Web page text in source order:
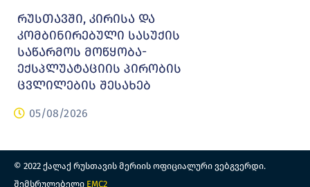
რუსთავში, კირისა და
კომბინირებული სასუქის
საწარმოს მოწყობა-
ექსპლუატაციის პირობის
ცვლილების შესახებ
05/08/2026
© 2022 ქალაქ რუსთავის მერიის ოფიციალური ვებგვერდი.
შემსრულებელი EMC2